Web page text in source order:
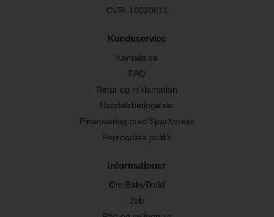
CVR: 10020611
Kundeservice
Kontakt os
FAQ
Retur og reklamation
Handelsbetingelser
Finansiering med SparXpress
Persondata politik
Informationer
Om BabyTrold
Job